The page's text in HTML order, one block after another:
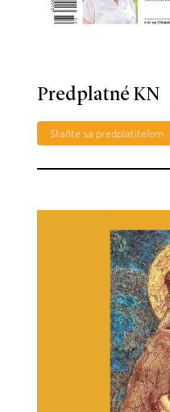
Predplatné KN
Staňte sa predplatiteľom